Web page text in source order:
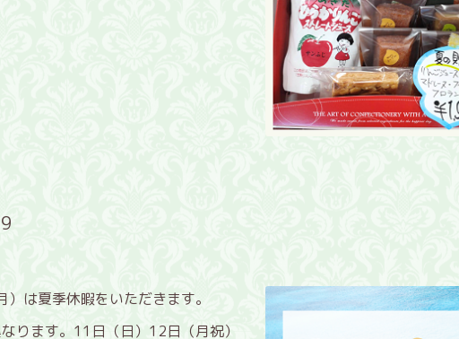
は夏季休暇をいただきます。
ります。11日（日）12日（月祝）